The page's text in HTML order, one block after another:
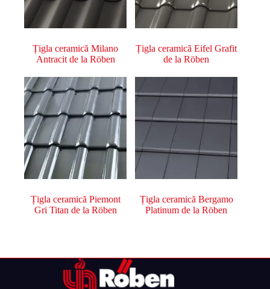
Țigla ceramică Milano
Antracit de la Röben
Țigla ceramică Eifel Grafit
de la Röben
Țigla ceramică Piemont
Gri Titan de la Röben
Țigla ceramică Bergamo
Platinum de la Röben